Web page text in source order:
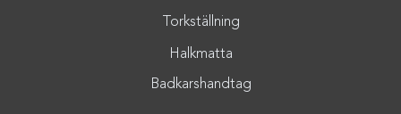
Torkställning
Halkmatta
Badkarshandtag